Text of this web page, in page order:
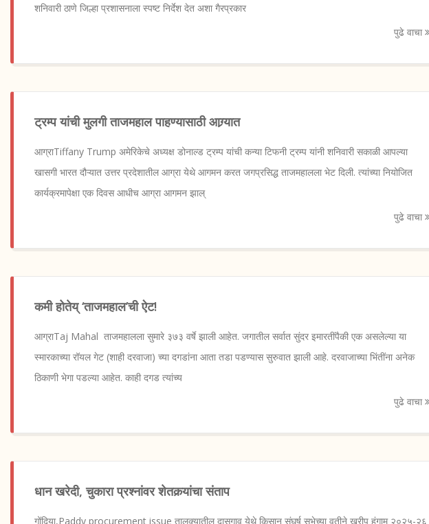
शनिवारी ठाणे जिल्हा प्रशासनाला स्पष्ट निर्देश देत अशा गैरप्रकार
पुढे वाचा
ट्रम्प यांची मुलगी ताजमहाल पाहण्यासाठी आग्र्यात
आग्राTiffany Trump अमेरिकेचे अध्यक्ष डोनाल्ड ट्रम्प यांची कन्या टिफनी ट्रम्प यांनी शनिवारी सकाळी आपल्या
खासगी भारत दौऱ्यात उत्तर प्रदेशातील आग्रा येथे आगमन करत जगप्रसिद्ध ताजमहालला भेट दिली. त्यांच्या नियोजित
कार्यक्रमापेक्षा एक दिवस आधीच आग्रा आगमन झाल्
पुढे वाचा
कमी होतेय् ‘ताजमहाल’ची ऐट!
आग्राTaj Mahal ताजमहालला सुमारे ३७३ वर्षे झाली आहेत. जगातील सर्वात सुंदर इमारतींपैकी एक असलेल्या या
स्मारकाच्या रॉयल गेट (शाही दरवाजा) च्या दगडांना आता तडा पडण्यास सुरुवात झाली आहे. दरवाजाच्या भिंतींना अनेक
ठिकाणी भेगा पडल्या आहेत. काही दगड त्यांच्य
पुढे वाचा
धान खरेदी, चुकारा प्रश्नांवर शेतकर्‍यांचा संताप
गोंदिया,Paddy procurement issue तालुक्यातील दासगाव येथे किसान संघर्ष सभेच्या वतीने खरीप हंगाम २०२५-२६